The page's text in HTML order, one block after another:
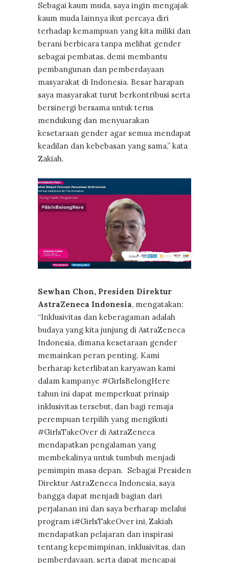
Sebagai kaum muda, saya ingin mengajak
kaum muda lainnya ikut percaya diri
terhadap kemampuan yang kita miliki dan
berani berbicara tanpa melihat gender
sebagai pembatas, demi membantu
pembangunan dan pemberdayaan
masyarakat di Indonesia. Besar harapan
saya masyarakat turut berkontribusi serta
bersinergi bersama untuk terus
mendukung dan menyuarakan
kesetaraan gender agar semua mendapat
keadilan dan kebebasan yang sama,” kata
Zakiah.
Sewhan Chon, Presiden Direktur
AstraZeneca Indonesia, mengatakan:
“Inklusivitas dan keberagaman adalah
budaya yang kita junjung di AstraZeneca
Indonesia, dimana kesetaraan gender
memainkan peran penting. Kami
berharap keterlibatan karyawan kami
dalam kampanye #GirlsBelongHere
tahun ini dapat memperkuat prinsip
inklusivitas tersebut, dan bagi remaja
perempuan terpilih yang mengikuti
#GirlsTakeOver di AstraZeneca
mendapatkan pengalaman yang
membekalinya untuk tumbuh menjadi
pemimpin masa depan. Sebagai Presiden
Direktur AstraZeneca Indonesia, saya
bangga dapat menjadi bagian dari
perjalanan ini dan saya berharap melalui
program i#GirlsTakeOver ini, Zakiah
mendapatkan pelajaran dan inspirasi
tentang kepemimpinan, inklusivitas, dan
pemberdayaan, serta dapat mencapai